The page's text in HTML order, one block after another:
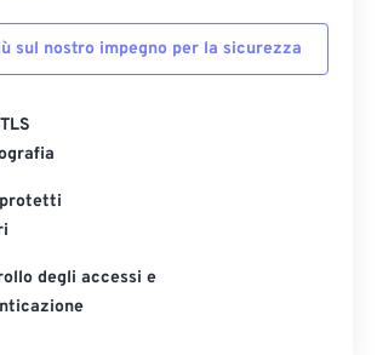
sul nostro impegno per la sicurezza
degli accessi e